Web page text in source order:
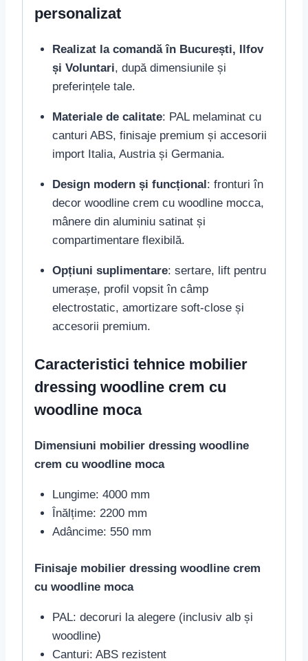
personalizat
Realizat la comandă în București, Ilfov
și Voluntari, după dimensiunile și
preferințele tale.
Materiale de calitate: PAL melaminat cu
canturi ABS, finisaje premium și accesorii
import Italia, Austria și Germania.
Design modern și funcțional: fronturi în
decor woodline crem cu woodline mocca,
mânere din aluminiu satinat și
compartimentare flexibilă.
Opțiuni suplimentare: sertare, lift pentru
umerașe, profil vopsit în câmp
electrostatic, amortizare soft-close și
accesorii premium.
Caracteristici tehnice mobilier
dressing woodline crem cu
woodline moca
Dimensiuni mobilier dressing woodline
crem cu woodline moca
Lungime: 4000 mm
Înălțime: 2200 mm
Adâncime: 550 mm
Finisaje mobilier dressing woodline crem
cu woodline moca
PAL: decoruri la alegere (inclusiv alb și
woodline)
Canturi: ABS rezistent